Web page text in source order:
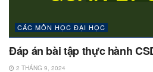
CÁC MÔN HỌC ĐẠI HỌC
Đáp án bài tập thực hành
2 THÁNG 9, 2024